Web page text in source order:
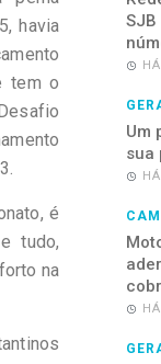
havia
tem o
é
tudo,
na
Um
sua